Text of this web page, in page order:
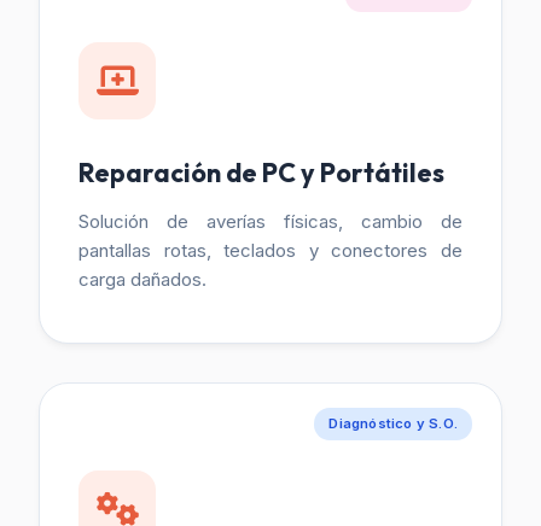
Reparación de PC y Portátiles
Solución de averías físicas, cambio de
pantallas rotas, teclados y conectores de
carga dañados.
Diagnóstico y S.O.